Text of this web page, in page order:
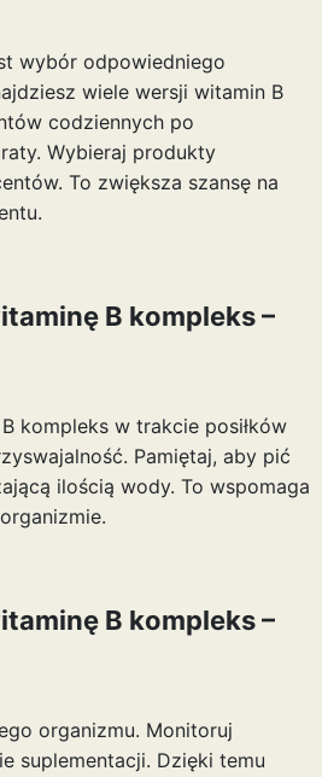
wybór odpowiedniego
wiele wersji witamin B
codziennych po
Wybieraj produkty
To zwiększa szansę na
B kompleks –
kompleks w trakcie posiłków
Pamiętaj, aby pić
ilością wody. To wspomaga
B kompleks –
organizmu. Monitoruj
suplementacji. Dzięki temu